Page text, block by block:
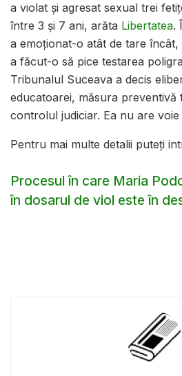
a violat și agresat sexual trei
între 3 și 7 ani, arăta Libertatea.
a emoționat-o atât de tare
a făcut-o să pice testarea
Tribunalul Suceava a decis
educatoarei, măsura preventivă
controlul judiciar. Ea nu are
Pentru mai multe detalii puteți
Procesul în care Maria
în dosarul de viol este în